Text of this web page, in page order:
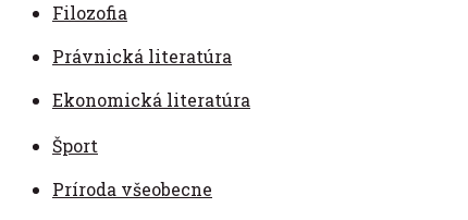
Filozofia
Právnická literatúra
Ekonomická literatúra
Šport
Príroda všeobecne